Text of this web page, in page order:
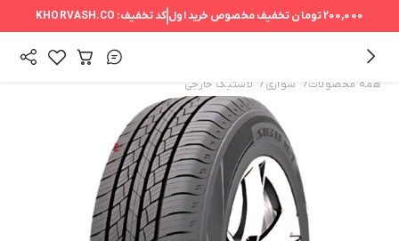
200,000 تومان تخفیف مخصوص خرید اولکد تخفیف: KHORVASH.CO
همه محصولات/ سواری / لاستیک خارجی